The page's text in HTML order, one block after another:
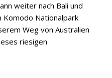
weiter nach Bali und
Komodo Nationalpark
Weg von Australien
riesigen